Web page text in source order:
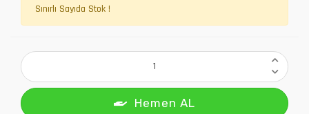
Sınırlı Sayıda Stok !
Hemen AL